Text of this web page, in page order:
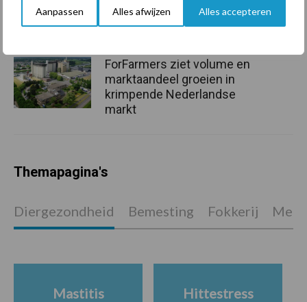
Aanpassen Alles afwijzen Alles accepteren
ForFarmers ziet volume en
marktaandeel groeien in
krimpende Nederlandse
markt
Themapagina's
Diergezondheid Bemesting Fokkerij
Mastitis Hittestress